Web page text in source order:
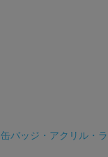
缶バッジ・アクリル・